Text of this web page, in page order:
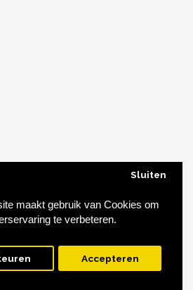
maakt gebruik van Cookies om
te verbeteren.
Sluiten
Accepteren
37, 5616EB Eindhoven